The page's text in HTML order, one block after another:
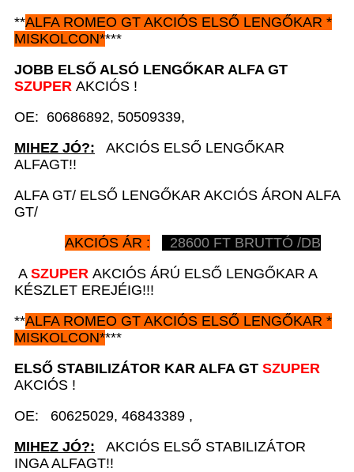
**ALFA ROMEO GT AKCIÓS ELSŐ LENGŐKAR *
MISKOLCON****
JOBB ELSŐ ALSÓ LENGŐKAR ALFA GT
SZUPER AKCIÓS !
OE: 60686892, 50509339,
MIHEZ JÓ?: AKCIÓS ELSŐ LENGŐKAR
ALFAGT!!
ALFA GT/ ELSŐ LENGŐKAR AKCIÓS ÁRON ALFA
GT/
AKCIÓS ÁR :
28600 FT BRUTTÓ /DB
A SZUPER AKCIÓS ÁRÚ ELSŐ LENGŐKAR A
KÉSZLET EREJÉIG!!!
**ALFA ROMEO GT AKCIÓS ELSŐ LENGŐKAR *
MISKOLCON****
ELSŐ STABILIZÁTOR KAR ALFA GT SZUPER
AKCIÓS !
OE: 60625029, 46843389 ,
MIHEZ JÓ?: AKCIÓS ELSŐ STABILIZÁTOR
INGA ALFAGT!!